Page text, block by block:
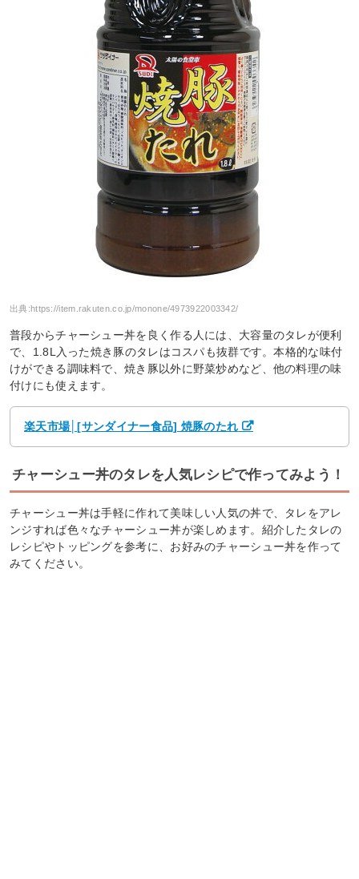
出典:https://item.rakuten.co.jp/monone/4973922003342/
普段からチャーシュー丼を良く作る人には、大容量のタレが便利
で、1.8L入った焼き豚のタレはコスパも抜群です。本格的な味付
けができる調味料で、焼き豚以外に野菜炒めなど、他の料理の味
付けにも使えます。
楽天市場│[サンダイナー食品] 焼豚のたれ
チャーシュー丼のタレを人気レシピで作ってみよう！
チャーシュー丼は手軽に作れて美味しい人気の丼で、タレをアレ
ンジすれば色々なチャーシュー丼が楽しめます。紹介したタレの
レシピやトッピングを参考に、お好みのチャーシュー丼を作って
みてください。